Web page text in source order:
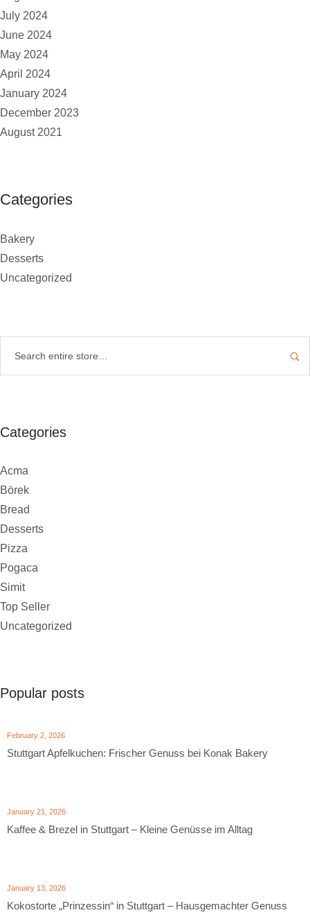
July 2024
June 2024
May 2024
April 2024
January 2024
December 2023
August 2021
Categories
Bakery
Desserts
Uncategorized
Categories
Acma
Börek
Bread
Desserts
Pizza
Pogaca
Simit
Top Seller
Uncategorized
Popular posts
February 2, 2026
Stuttgart Apfelkuchen: Frischer Genuss bei Konak Bakery
January 21, 2026
Kaffee & Brezel in Stuttgart – Kleine Genüsse im Alltag
January 13, 2026
Kokostorte „Prinzessin“ in Stuttgart – Hausgemachter Genuss